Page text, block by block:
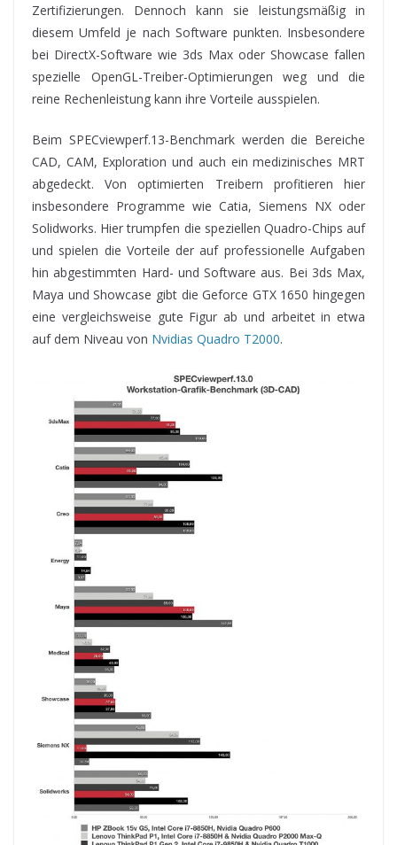
Zertifizierungen. Dennoch kann sie leistungsmäßig in
diesem Umfeld je nach Software punkten. Insbesondere
bei DirectX-Software wie 3ds Max oder Showcase fallen
spezielle OpenGL-Treiber-Optimierungen weg und die
reine Rechenleistung kann ihre Vorteile ausspielen.
Beim SPECviewperf.13-Benchmark werden die Bereiche
CAD, CAM, Exploration und auch ein medizinisches MRT
abgedeckt. Von optimierten Treibern profitieren hier
insbesondere Programme wie Catia, Siemens NX oder
Solidworks. Hier trumpfen die speziellen Quadro-Chips auf
und spielen die Vorteile der auf professionelle Aufgaben
hin abgestimmten Hard- und Software aus. Bei 3ds Max,
Maya und Showcase gibt die Geforce GTX 1650 hingegen
eine vergleichsweise gute Figur ab und arbeitet in etwa
auf dem Niveau von Nvidias Quadro T2000.